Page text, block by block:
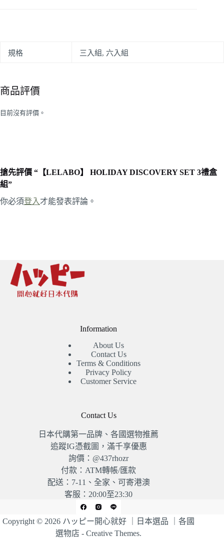
規格 三入組, 六入組
商品評價
目前沒有評價。
搶先評價 “【LELABO】 HOLIDAY DISCOVERY SET 3禮盒
組”
你必須登入才能發表評論。
Information
About Us
Contact Us
Terms & Conditions
Privacy Policy
Customer Service
Contact Us
日本代購第一品牌、各國選物推薦
追蹤IG憑截圖，滿千享優惠
詢價：@437rhozr
付款：ATM轉帳/匯款
配送：7-11、全家、可寄港澳
客服：20:00至23:30
Copyright © 2026 ハッピー開心就好 ｜日本選品 ｜各國
選物店 -Creative Themes.